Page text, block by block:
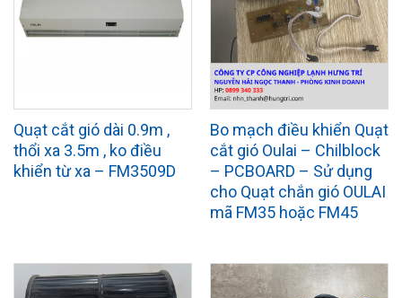
Quạt cắt gió dài 0.9m ,
thổi xa 3.5m , ko điều
khiển từ xa – FM3509D
Bo mạch điều khiển Quạt
cắt gió Oulai – Chilblock
– PCBOARD – Sử dụng
cho Quạt chắn gió OULAI
mã FM35 hoặc FM45